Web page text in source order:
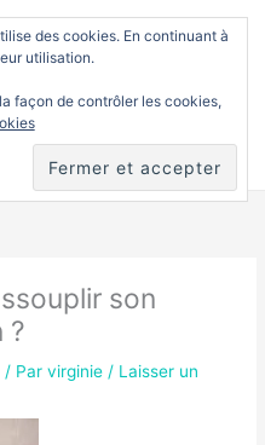
ou son chien ?
son
?
/ Parvirginie / Laisser un
des cookies. En continuant à
utilisation.
façon de contrôler les cookies,